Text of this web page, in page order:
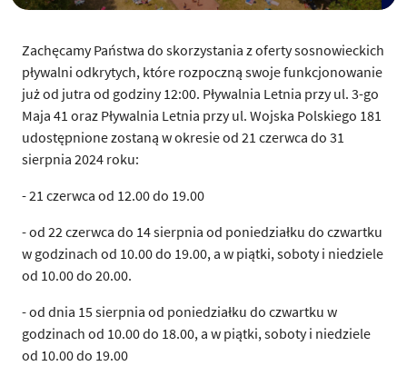
Zachęcamy Państwa do skorzystania z oferty sosnowieckich
pływalni odkrytych, które rozpoczną swoje funkcjonowanie
już od jutra od godziny 12:00. Pływalnia Letnia przy ul. 3-go
Maja 41 oraz Pływalnia Letnia przy ul. Wojska Polskiego 181
udostępnione zostaną w okresie od 21 czerwca do 31
sierpnia 2024 roku:
- 21 czerwca od 12.00 do 19.00
- od 22 czerwca do 14 sierpnia od poniedziałku do czwartku
w godzinach od 10.00 do 19.00, a w piątki, soboty i niedziele
od 10.00 do 20.00.
- od dnia 15 sierpnia od poniedziałku do czwartku w
godzinach od 10.00 do 18.00, a w piątki, soboty i niedziele
od 10.00 do 19.00